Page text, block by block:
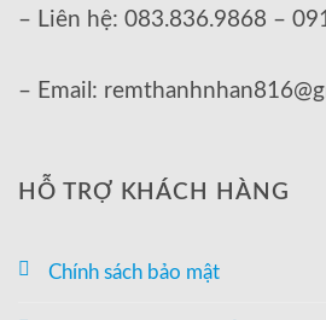
– Liên hệ: 083.836.9868 –
– Email:
HỖ TRỢ KHÁCH HÀNG
Chính sách bảo mật